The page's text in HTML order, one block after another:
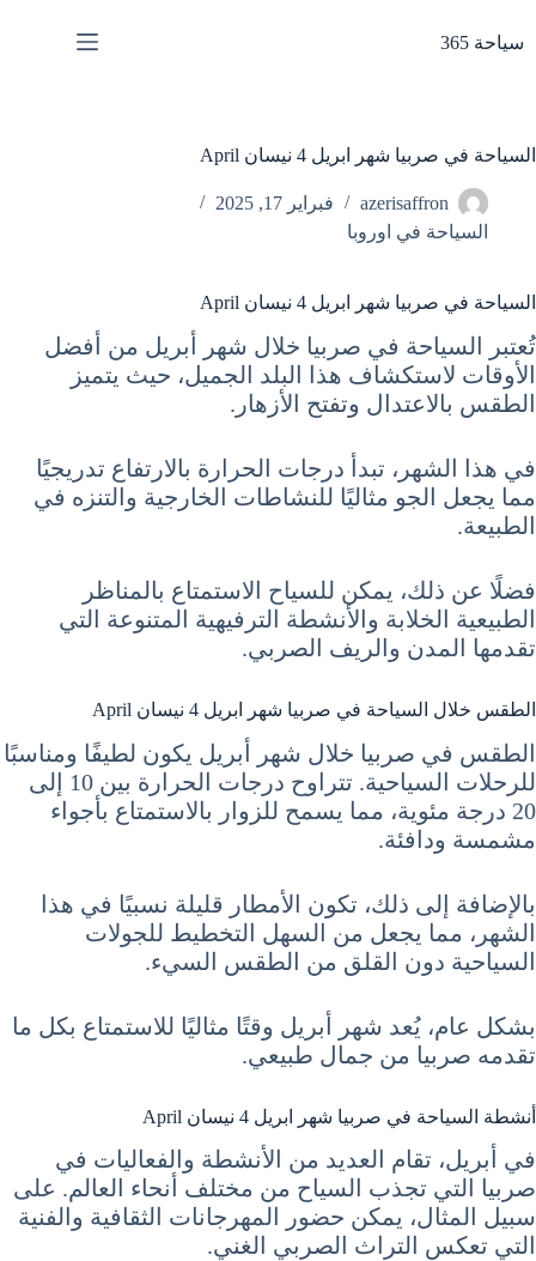
المحتوى
سياحة 365
السياحة في صربيا شهر ابريل 4 نيسان April
azerisaffron
فبراير 17, 2025
السياحة في اوروبا
السياحة في صربيا شهر ابريل 4 نيسان April
تُعتبر السياحة في صربيا خلال شهر أبريل من أفضل
الأوقات لاستكشاف هذا البلد الجميل، حيث يتميز
الطقس بالاعتدال وتفتح الأزهار.
في هذا الشهر، تبدأ درجات الحرارة بالارتفاع تدريجيًا
مما يجعل الجو مثاليًا للنشاطات الخارجية والتنزه في
الطبيعة.
فضلًا عن ذلك، يمكن للسياح الاستمتاع بالمناظر
الطبيعية الخلابة والأنشطة الترفيهية المتنوعة التي
تقدمها المدن والريف الصربي.
الطقس خلال السياحة في صربيا شهر ابريل 4 نيسان April
الطقس في صربيا خلال شهر أبريل يكون لطيفًا ومناسبًا
للرحلات السياحية. تتراوح درجات الحرارة بين 10 إلى
20 درجة مئوية، مما يسمح للزوار بالاستمتاع بأجواء
مشمسة ودافئة.
بالإضافة إلى ذلك، تكون الأمطار قليلة نسبيًا في هذا
الشهر، مما يجعل من السهل التخطيط للجولات
السياحية دون القلق من الطقس السيء.
بشكل عام، يُعد شهر أبريل وقتًا مثاليًا للاستمتاع بكل ما
تقدمه صربيا من جمال طبيعي.
أنشطة السياحة في صربيا شهر ابريل 4 نيسان April
في أبريل، تقام العديد من الأنشطة والفعاليات في
صربيا التي تجذب السياح من مختلف أنحاء العالم. على
سبيل المثال، يمكن حضور المهرجانات الثقافية والفنية
التي تعكس التراث الصربي الغني.